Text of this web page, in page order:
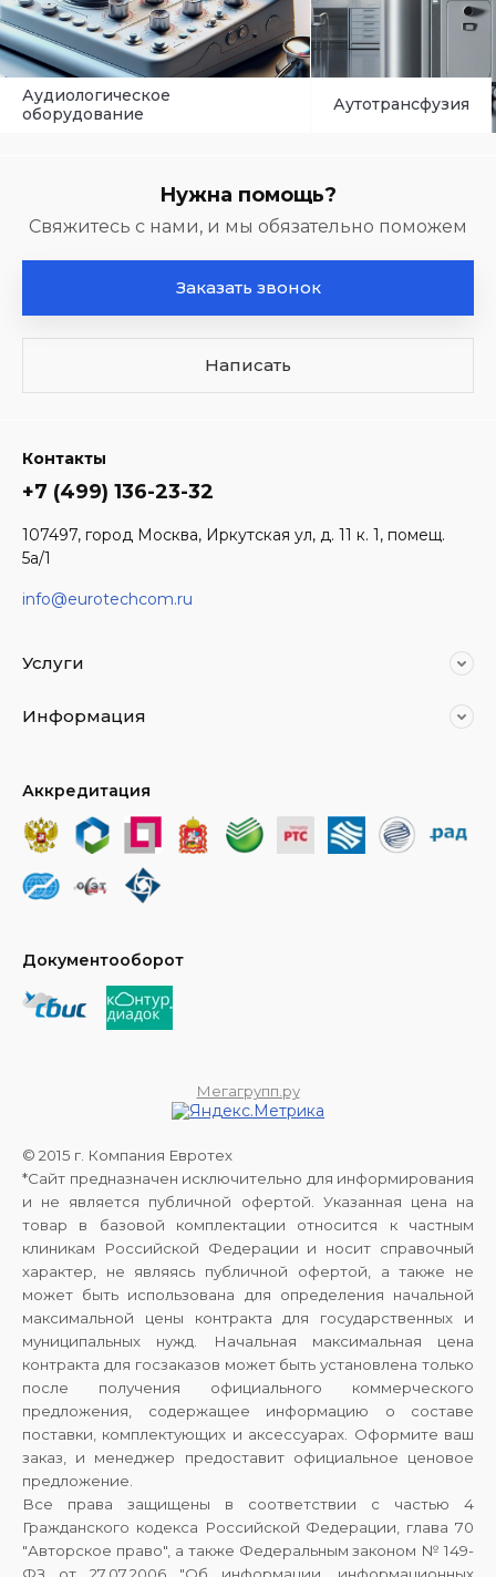
Аутотрансфузия
Нужна помощь?
Свяжитесь с нами, и мы обязательно поможем
Заказать звонок
Написать
Контакты
+7 (499) 136-23-32
107497, город Москва, Иркутская ул, д. 11 к. 1, помещ.
5а/1
info@eurotechcom.ru
Услуги
Информация
Аккредитация
Документооборот
Мегагрупп.ру
© 2015 г. Компания Евротех
*Сайт предназначен исключительно для информирования
и не является публичной офертой. Указанная цена на
товар в базовой комплектации относится к частным
клиникам Российской Федерации и носит справочный
характер, не являясь публичной офертой, а также не
может быть использована для определения начальной
максимальной цены контракта для государственных и
муниципальных нужд. Начальная максимальная цена
контракта для госзаказов может быть установлена только
после получения официального коммерческого
предложения, содержащее информацию о составе
поставки, комплектующих и аксессуарах. Оформите ваш
заказ, и менеджер предоставит официальное ценовое
предложение.
Все права защищены в соответствии с частью 4
Гражданского кодекса Российской Федерации, глава 70
"Авторское право", а также Федеральным законом № 149-